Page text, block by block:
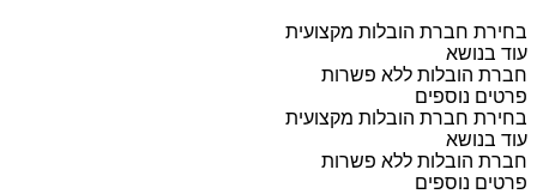
בחירת חברת הובלות מקצועית
עוד בנושא
חברת הובלות ללא פשרות
פרטים נוספים
בחירת חברת הובלות מקצועית
עוד בנושא
חברת הובלות ללא פשרות
פרטים נוספים